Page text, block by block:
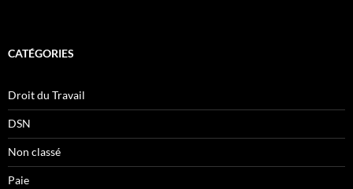
CATÉGORIES
Droit du Travail
DSN
Non classé
Paie